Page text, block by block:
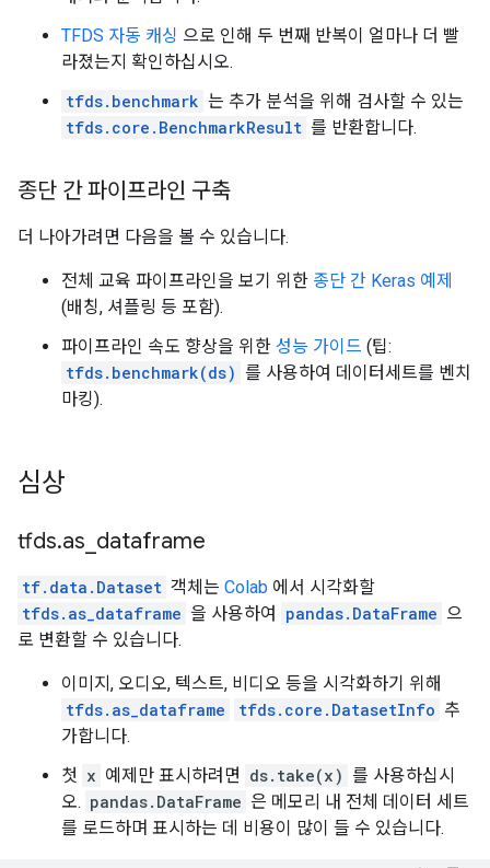
TFDS 자동 캐싱 으로 인해 두 번째 반복이 얼마나 더 빨
라졌는지 확인하십시오.
tfds.benchmark 는 추가 분석을 위해 검사할 수 있는
tfds.core.BenchmarkResult 를 반환합니다.
종단 간 파이프라인 구축
더 나아가려면 다음을 볼 수 있습니다.
전체 교육 파이프라인을 보기 위한 종단 간 Keras 예제
(배칭, 셔플링 등 포함).
파이프라인 속도 향상을 위한 성능 가이드 (팁:
tfds.benchmark(ds) 를 사용하여 데이터세트를 벤치
마킹).
심상
tfds.as dataframe
tf.data.Dataset 객체는 Colab 에서 시각화할
tfds.as_dataframe 을 사용하여 pandas.DataFrame 으
로 변환할 수 있습니다.
이미지, 오디오, 텍스트, 비디오 등을 시각화하기 위해
tfds.as_dataframe
tfds.core.DatasetInfo 추
가합니다.
첫 x 예제만 표시하려면 ds.take(x) 를 사용하십시
오. pandas.DataFrame 은 메모리 내 전체 데이터 세트
를 로드하며 표시하는 데 비용이 많이 들 수 있습니다.